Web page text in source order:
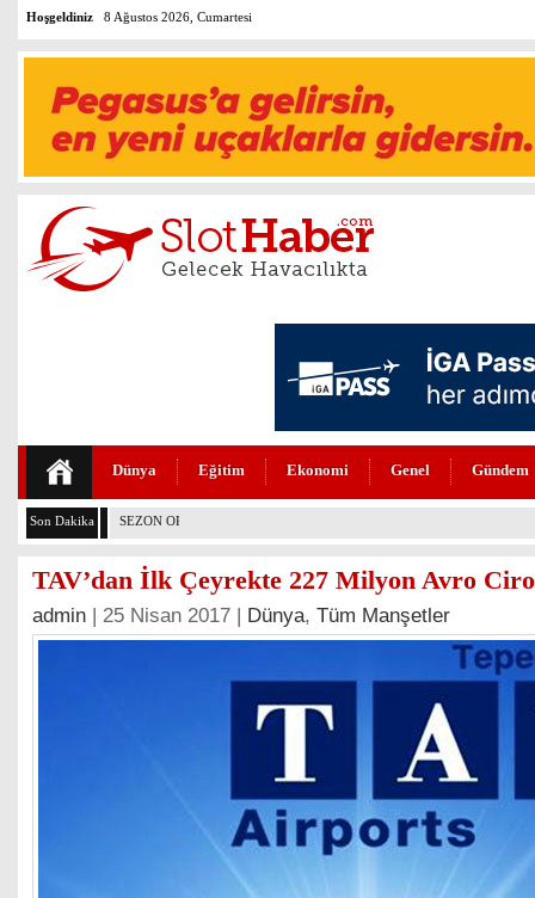
Hoşgeldiniz 8 Ağustos 2026, Cumartesi
Dünya Eğitim Ekonomi Genel Gündem
Son Dakika SEZON ORTASINDA KORKUTAN GREV
TAV’dan İlk Çeyrekte 227 Milyon Avro Ciro
admin | 25 Nisan 2017 | Dünya, Tüm Manşetler